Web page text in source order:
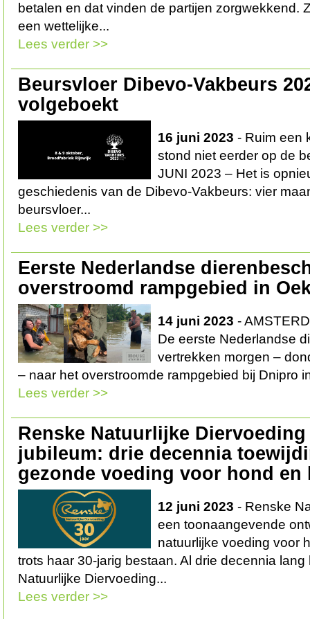
betalen en dat vinden de partijen zorgwekkend.
een wettelijke...
Lees verder >>
Beursvloer Dibevo-Vakbeurs
volgeboekt
16 juni 2023 - Ruim een
stond niet eerder op de
JUNI 2023 – Het is
geschiedenis van de Dibevo-Vakbeurs: vier
beursvloer...
Lees verder >>
Eerste Nederlandse
overstroomd rampgebied in
14 juni 2023 -
De eerste Nederlandse
vertrekken morgen –
– naar het overstroomde rampgebied bij Dnipro
Lees verder >>
Renske Natuurlijke
jubileum: drie decennia
gezonde voeding voor hond en
12 juni 2023 - Renske
een toonaangevende
natuurlijke voeding voor
trots haar 30-jarig bestaan. Al drie decennia
Natuurlijke Diervoeding...
Lees verder >>